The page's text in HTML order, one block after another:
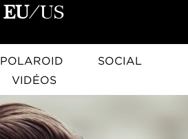
EU/US
POLAROID
SOCIAL
VIDÉOS